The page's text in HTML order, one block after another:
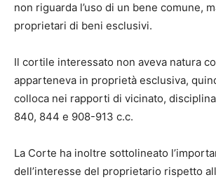
non riguarda l’uso di un bene comune,
proprietari di beni esclusivi.
Il cortile interessato non aveva natura
apparteneva in proprietà esclusiva,
colloca nei rapporti di vicinato,
840, 844 e 908-913 c.c.
La Corte ha inoltre sottolineato
dell’interesse del proprietario rispetto